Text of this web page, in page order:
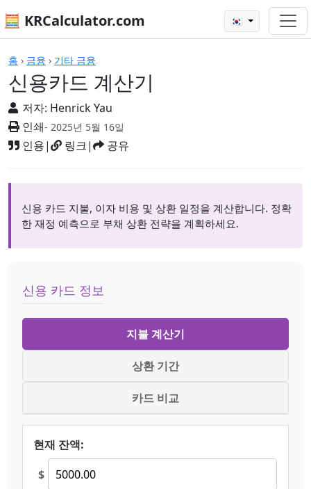
🧮 KRCalculator.com 🇰🇷
홈 › 금융 › 기타 금융
신용카드 계산기
저자: Henrick Yau
인쇄- 2025년 5월 16일
인용| 링크| 공유
계산기
신용 카드 지불, 이자 비용 및 상환 일정을 계산합니다. 정확
한 재정 예측으로 부채 상환 전략을 계획하세요.
신용 카드 정보
지불 계산기
상환 기간
카드 비교
현재 잔액:
$